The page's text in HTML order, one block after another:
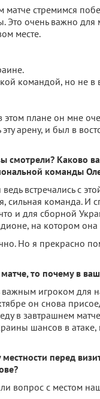
стремимся
Это очень важно
месте.
командой, но не в
плане он мне
арену, и был в
смотрели? Каково
команды
встречались с
команда. И
и для сборной
на котором
Но я прекрасно
то почему в
важным игроком
он снова
в завтрашнем
шансов в атаке,
перед
вопрос с местом